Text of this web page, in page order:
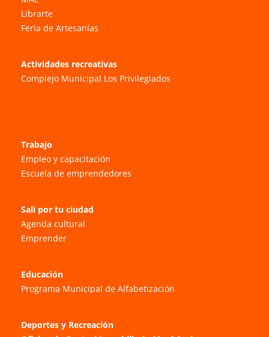
Librarte
Feria de Artesanías
Actividades recreativas
Complejo Municipal Los Privilegiados
Trabajo
Empleo y capacitación
Escuela de emprendedores
Salí por tu ciudad
Agenda cultural
Emprender
Educación
Programa Municipal de Alfabetización
Deportes y Recreación